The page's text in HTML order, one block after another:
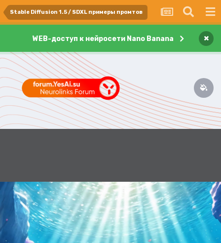
Stable Diffusion 1.5 / SDXL примеры промтов
WEB-доступ к нейросети Nano Banana ×